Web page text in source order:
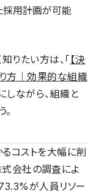
採用計画が可能
りたい方は、「 【決
方｜効果的な組織
しながら、組織と
コストを大幅に削
会社の調査によ
が人員リソー